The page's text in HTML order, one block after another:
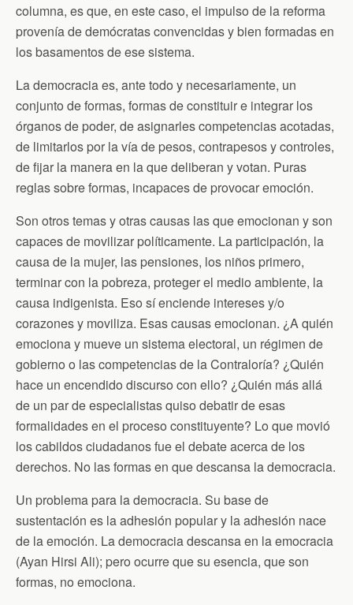
columna, es que, en este caso, el impulso de la reforma
provenía de demócratas convencidas y bien formadas en
los basamentos de ese sistema.
La democracia es, ante todo y necesariamente, un
conjunto de formas, formas de constituir e integrar los
órganos de poder, de asignarles competencias acotadas,
de limitarlos por la vía de pesos, contrapesos y controles,
de fijar la manera en la que deliberan y votan. Puras
reglas sobre formas, incapaces de provocar emoción.
Son otros temas y otras causas las que emocionan y son
capaces de movilizar políticamente. La participación, la
causa de la mujer, las pensiones, los niños primero,
terminar con la pobreza, proteger el medio ambiente, la
causa indigenista. Eso sí enciende intereses y/o
corazones y moviliza. Esas causas emocionan. ¿A quién
emociona y mueve un sistema electoral, un régimen de
gobierno o las competencias de la Contraloría? ¿Quién
hace un encendido discurso con ello? ¿Quién más allá
de un par de especialistas quiso debatir de esas
formalidades en el proceso constituyente? Lo que movió
los cabildos ciudadanos fue el debate acerca de los
derechos. No las formas en que descansa la democracia.
Un problema para la democracia. Su base de
sustentación es la adhesión popular y la adhesión nace
de la emoción. La democracia descansa en la emocracia
(Ayan Hirsi Ali); pero ocurre que su esencia, que son
formas, no emociona.